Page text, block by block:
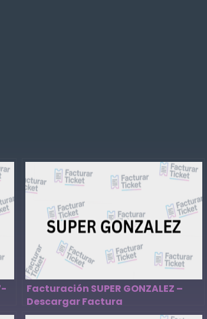
Facturación SUPER GONZALEZ –
Descargar Factura